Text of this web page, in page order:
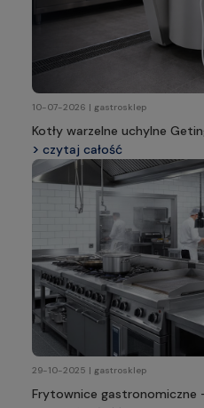
10-07-2026 | gastrosklep
Kotły warzelne uchylne
profesjonalnej kuchni
czytaj całość
29-10-2025 | gastrosklep
Frytownice gastronomiczne